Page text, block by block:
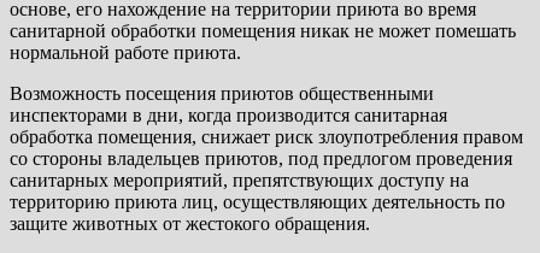
основе, его нахождение на территории приюта во время
санитарной обработки помещения никак не может помешать
нормальной работе приюта.
Возможность посещения приютов общественными
инспекторами в дни, когда производится санитарная
обработка помещения, снижает риск злоупотребления правом
со стороны владельцев приютов, под предлогом проведения
санитарных мероприятий, препятствующих доступу на
территорию приюта лиц, осуществляющих деятельность по
защите животных от жестокого обращения.